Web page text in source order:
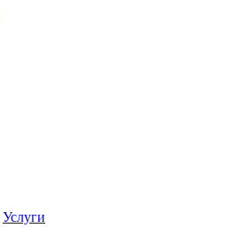
Услуги